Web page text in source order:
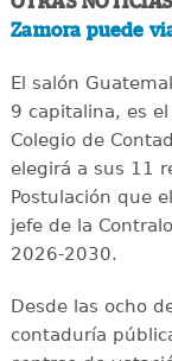
Zamora puede
El salón
9 capitalina, es
Colegio de
elegirá a sus 11
Postulación que
jefe de la
2026-2030.
Desde las ocho
contaduría